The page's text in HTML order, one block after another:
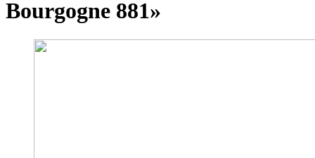
Bourgogne 881»